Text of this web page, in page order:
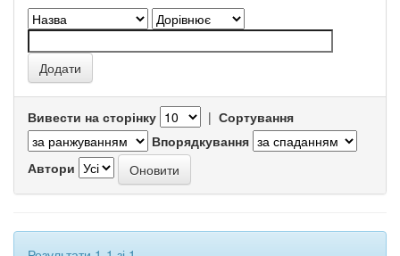
Вивести на сторінку | Сортування
Впорядкування
Автори